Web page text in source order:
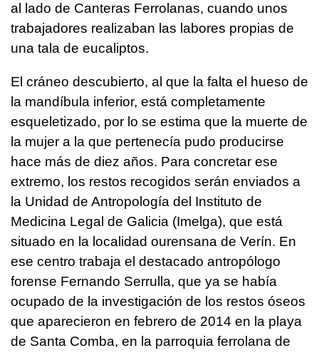
al lado de Canteras Ferrolanas, cuando unos
trabajadores realizaban las labores propias de
una tala de eucaliptos.
El cráneo descubierto, al que la falta el hueso de
la mandíbula inferior, está completamente
esqueletizado, por lo se estima que la muerte de
la mujer a la que pertenecía pudo producirse
hace más de diez años. Para concretar ese
extremo, los restos recogidos serán enviados a
la Unidad de Antropología del Instituto de
Medicina Legal de Galicia (Imelga), que está
situado en la localidad ourensana de Verín. En
ese centro trabaja el destacado antropólogo
forense Fernando Serrulla, que ya se había
ocupado de la investigación de los restos óseos
que aparecieron en febrero de 2014 en la playa
de Santa Comba, en la parroquia ferrolana de